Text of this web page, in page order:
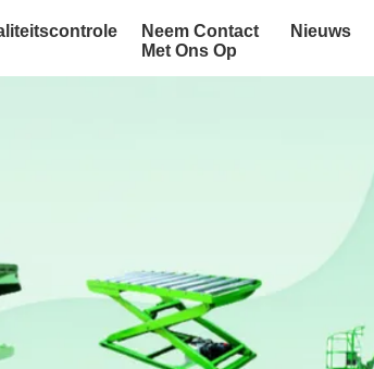
Neem Contact
Met Ons Op
Nieuws